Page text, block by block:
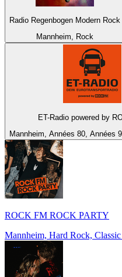
Radio Regenbogen Modern Rock
Mannheim, Rock
ET-Radio powered by
Mannheim, Années 80, Années
ROCK FM ROCK PARTY
Mannheim, Hard Rock,